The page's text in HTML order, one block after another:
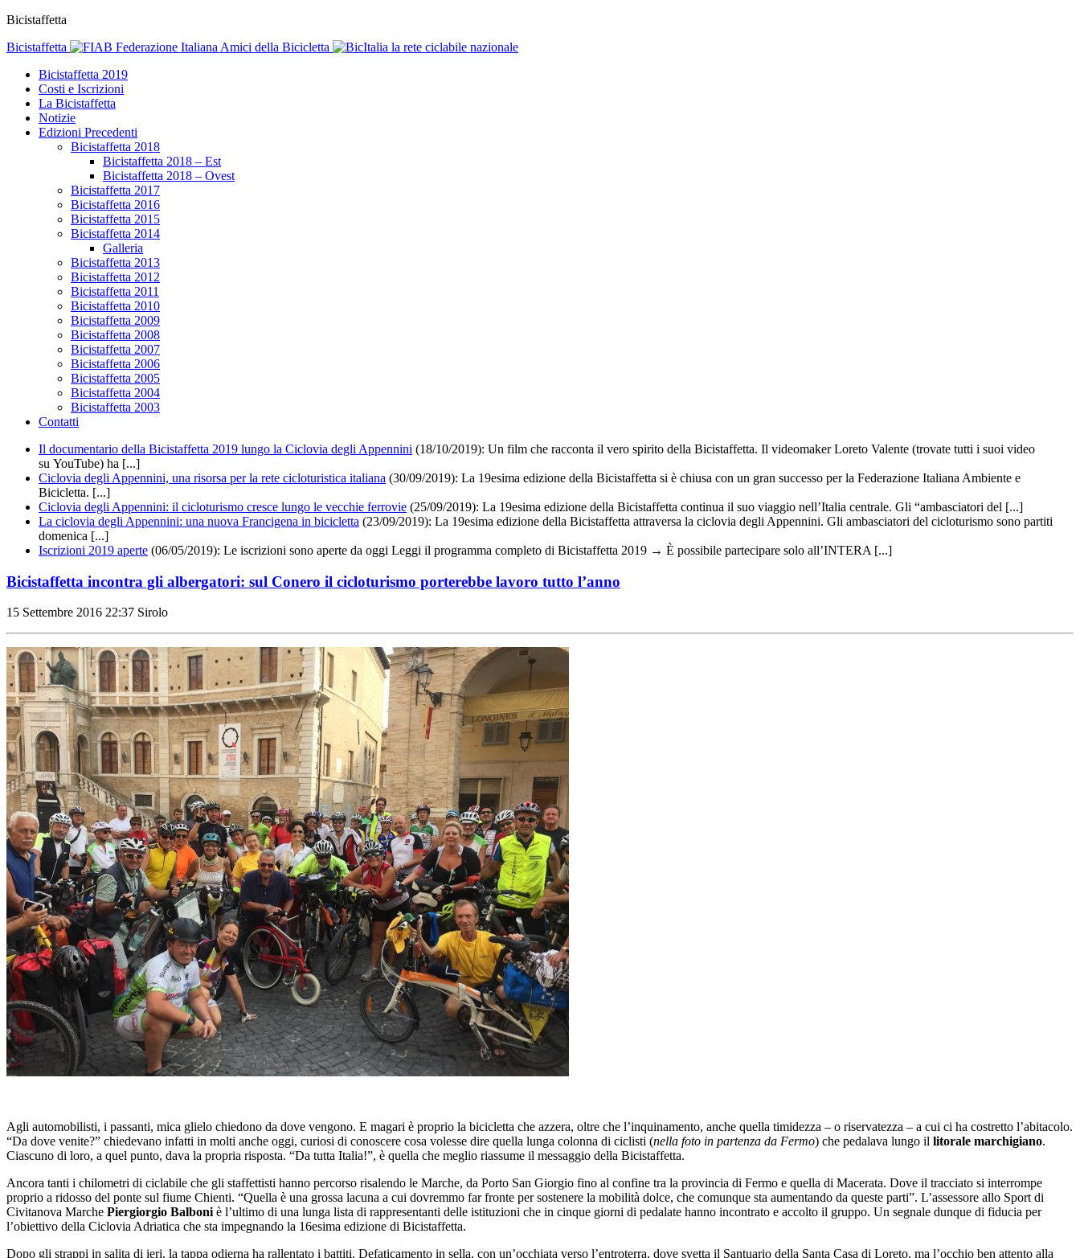
Bicistaffetta
Bicistaffetta
Federazione Italiana Amici della Bicicletta
la rete ciclabile nazionale
Bicistaffetta 2019
Costi e Iscrizioni
La Bicistaffetta
Notizie
Edizioni Precedenti
Bicistaffetta 2018
Bicistaffetta 2018 – Est
Bicistaffetta 2018 – Ovest
Bicistaffetta 2017
Bicistaffetta 2016
Bicistaffetta 2015
Bicistaffetta 2014
Galleria
Bicistaffetta 2013
Bicistaffetta 2012
Bicistaffetta 2011
Bicistaffetta 2010
Bicistaffetta 2009
Bicistaffetta 2008
Bicistaffetta 2007
Bicistaffetta 2006
Bicistaffetta 2005
Bicistaffetta 2004
Bicistaffetta 2003
Contatti
Il documentario della Bicistaffetta 2019 lungo la Ciclovia degli Appennini (18/10/2019): Un film che racconta il vero spirito della Bicistaffetta. Il videomaker Loreto Valente (trovate tutti i suoi video
su YouTube) ha [...]
Ciclovia degli Appennini, una risorsa per la rete cicloturistica italiana (30/09/2019): La 19esima edizione della Bicistaffetta si è chiusa con un gran successo per la Federazione Italiana Ambiente e
Bicicletta. [...]
Ciclovia degli Appennini: il cicloturismo cresce lungo le vecchie ferrovie (25/09/2019): La 19esima edizione della Bicistaffetta continua il suo viaggio nell’Italia centrale. Gli “ambasciatori del [...]
La ciclovia degli Appennini: una nuova Francigena in bicicletta (23/09/2019): La 19esima edizione della Bicistaffetta attraversa la ciclovia degli Appennini. Gli ambasciatori del cicloturismo sono partiti
domenica [...]
Iscrizioni 2019 aperte (06/05/2019): Le iscrizioni sono aperte da oggi Leggi il programma completo di Bicistaffetta 2019 → È possibile partecipare solo all’INTERA [...]
Bicistaffetta incontra gli albergatori: sul Conero il cicloturismo porterebbe lavoro tutto l’anno
15 Settembre 2016 22:37 Sirolo
Agli automobilisti, i passanti, mica glielo chiedono da dove vengono. E magari è proprio la bicicletta che azzera, oltre che l’inquinamento, anche quella timidezza – o riservatezza – a cui ci ha costretto l’abitacolo.
“Da dove venite?” chiedevano infatti in molti anche oggi, curiosi di conoscere cosa volesse dire quella lunga colonna di ciclisti (nella foto in partenza da Fermo) che pedalava lungo il litorale marchigiano.
Ciascuno di loro, a quel punto, dava la propria risposta. “Da tutta Italia!”, è quella che meglio riassume il messaggio della Bicistaffetta.
Ancora tanti i chilometri di ciclabile che gli staffettisti hanno percorso risalendo le Marche, da Porto San Giorgio fino al confine tra la provincia di Fermo e quella di Macerata. Dove il tracciato si interrompe
proprio a ridosso del ponte sul fiume Chienti. “Quella è una grossa lacuna a cui dovremmo far fronte per sostenere la mobilità dolce, che comunque sta aumentando da queste parti”. L’assessore allo Sport di
Civitanova Marche Piergiorgio Balboniè l’ultimo di una lunga lista di rappresentanti delle istituzioni che in cinque giorni di pedalate hanno incontrato e accolto il gruppo. Un segnale dunque di fiducia per
l’obiettivo della Ciclovia Adriatica che sta impegnando la 16esima edizione di Bicistaffetta.
Dopo gli strappi in salita di ieri, la tappa odierna ha rallentato i battiti. Defaticamento in sella, con un’occhiata verso l’entroterra, dove svetta il Santuario della Santa Casa di Loreto, ma l’occhio ben attento alla